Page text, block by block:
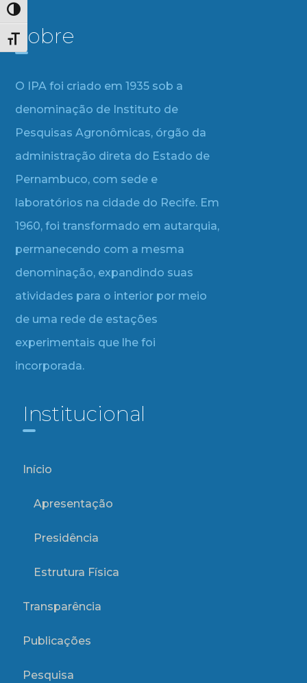
Alternar alto contraste
Alternar tamanho da fonte
Sobre
O IPA foi criado em 1935 sob a
denominação de Instituto de
Pesquisas Agronômicas, órgão da
administração direta do Estado de
Pernambuco, com sede e
laboratórios na cidade do Recife. Em
1960, foi transformado em autarquia,
permanecendo com a mesma
denominação, expandindo suas
atividades para o interior por meio
de uma rede de estações
experimentais que lhe foi
incorporada.
Institucional
Início
Apresentação
Presidência
Estrutura Física
Transparência
Publicações
Pesquisa